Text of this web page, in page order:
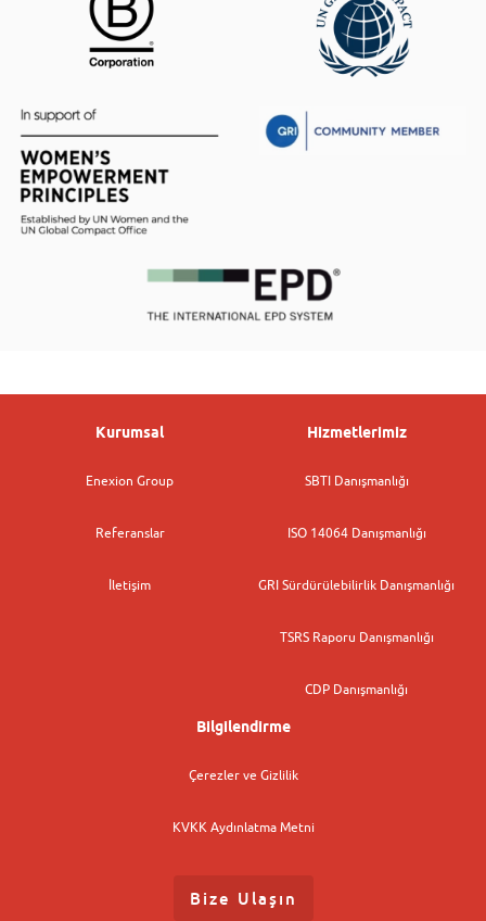
Kurumsal
Enexion Group
Referanslar
İletişim
Hizmetlerimiz
SBTI Danışmanlığı
ISO 14064 Danışmanlığı
GRI Sürdürülebilirlik Danışmanlığı
TSRS Raporu Danışmanlığı
CDP Danışmanlığı
Bilgilendirme
Çerezler ve Gizlilik
KVKK Aydınlatma Metni
Bize Ulaşın